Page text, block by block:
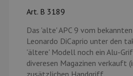
Art. B 3189
Das 'alte' APC 9 vom
Leonardo DiCaprio unter den
'ältere' Modell noch ein Alu-
diveresen Magazinen verkauft
zusätzlichen Handgriff.